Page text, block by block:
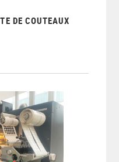
DE COUTEAUX